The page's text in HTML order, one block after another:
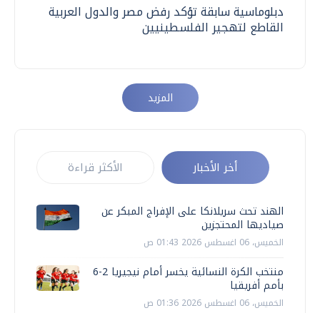
دبلوماسية سابقة تؤكد رفض مصر والدول العربية
القاطع لتهجير الفلسطينيين
المزيد
أخر الأخبار الأكثر قراءة
الهند تحث سريلانكا على الإفراج المبكر عن
صياديها المحتجزين
الخميس، 06 اغسطس 2026 01:43 ص
منتخب الكرة النسائية يخسر أمام نيجيريا 2-6
بأمم أفريقيا
الخميس، 06 اغسطس 2026 01:36 ص